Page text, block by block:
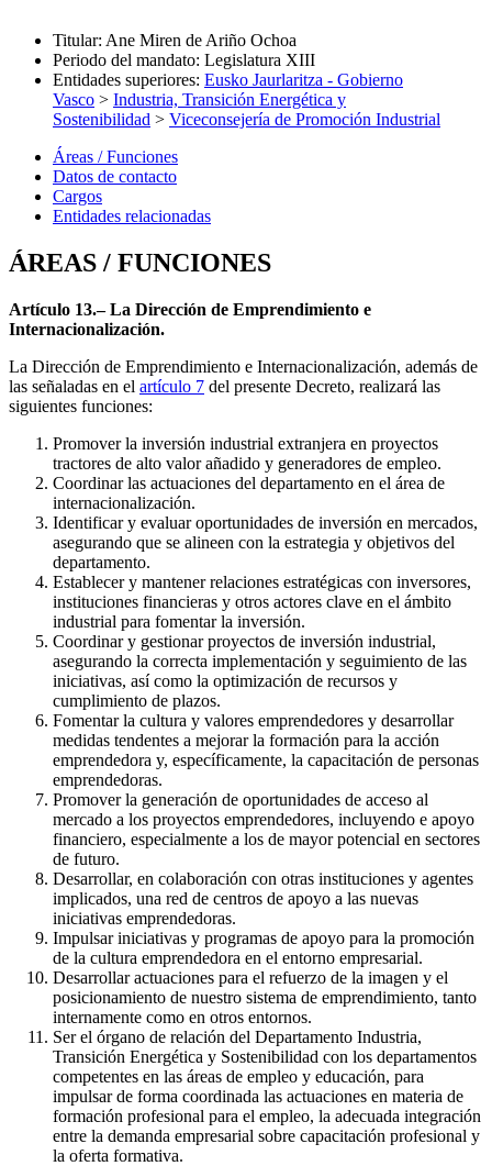
Titular: Ane Miren de Ariño Ochoa
Periodo del mandato: Legislatura XIII
Entidades superiores: Eusko Jaurlaritza - Gobierno
Vasco > Industria, Transición Energética y
Sostenibilidad > Viceconsejería de Promoción Industrial
Áreas / Funciones
Datos de contacto
Cargos
Entidades relacionadas
ÁREAS / FUNCIONES
Artículo 13.– La Dirección de Emprendimiento e
Internacionalización.
La Dirección de Emprendimiento e Internacionalización, además de
las señaladas en el artículo 7 del presente Decreto, realizará las
siguientes funciones:
Promover la inversión industrial extranjera en proyectos
tractores de alto valor añadido y generadores de empleo.
Coordinar las actuaciones del departamento en el área de
internacionalización.
Identificar y evaluar oportunidades de inversión en mercados,
asegurando que se alineen con la estrategia y objetivos del
departamento.
Establecer y mantener relaciones estratégicas con inversores,
instituciones financieras y otros actores clave en el ámbito
industrial para fomentar la inversión.
Coordinar y gestionar proyectos de inversión industrial,
asegurando la correcta implementación y seguimiento de las
iniciativas, así como la optimización de recursos y
cumplimiento de plazos.
Fomentar la cultura y valores emprendedores y desarrollar
medidas tendentes a mejorar la formación para la acción
emprendedora y, específicamente, la capacitación de personas
emprendedoras.
Promover la generación de oportunidades de acceso al
mercado a los proyectos emprendedores, incluyendo e apoyo
financiero, especialmente a los de mayor potencial en sectores
de futuro.
Desarrollar, en colaboración con otras instituciones y agentes
implicados, una red de centros de apoyo a las nuevas
iniciativas emprendedoras.
Impulsar iniciativas y programas de apoyo para la promoción
de la cultura emprendedora en el entorno empresarial.
Desarrollar actuaciones para el refuerzo de la imagen y el
posicionamiento de nuestro sistema de emprendimiento, tanto
internamente como en otros entornos.
Ser el órgano de relación del Departamento Industria,
Transición Energética y Sostenibilidad con los departamentos
competentes en las áreas de empleo y educación, para
impulsar de forma coordinada las actuaciones en materia de
formación profesional para el empleo, la adecuada integración
entre la demanda empresarial sobre capacitación profesional y
la oferta formativa.